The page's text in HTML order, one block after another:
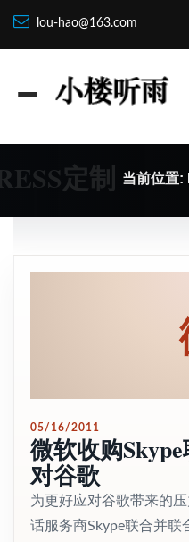
lou-hao@163.com
定制 当前位置:
05/16/2011
微软收购
对谷歌
为更好应对谷歌带来的
话服务商Skype联合并联